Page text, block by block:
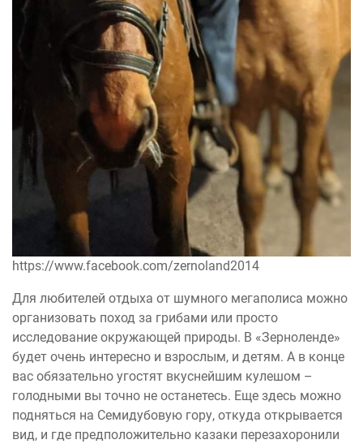
https://www.facebook.com/zernoland2014
Для любителей отдыха от шумного мегаполиса можно
организовать поход за грибами или просто
исследование окружающей природы. В «Зерноленде»
будет очень интересно и взрослым, и детям. А в конце
вас обязательно угостят вкуснейшим кулешом –
голодными вы точно не останетесь. Еще здесь можно
подняться на Семидубовую гору, откуда открывается
вид, и где предположительно казаки перезахоронили